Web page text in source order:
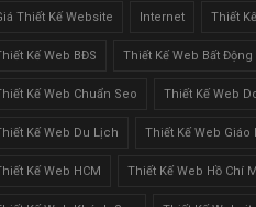
Thiết Kế Website Internet Thiết
Kế Web BĐS Thiết Kế Web Bất Động
Kế Web Chuẩn Seo Thiết Kế Web
Kế Web Du Lịch Thiết Kế Web Giáo
Kế Web HCM Thiết Kế Web Hồ Chí